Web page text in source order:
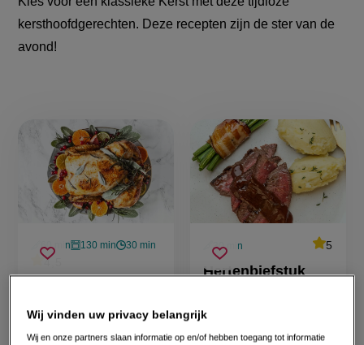
kersthoofdgerechten. Deze recepten zijn de ster van de
avond!
Kerst:
hoofdgerechten
kerstkalkoen
voorbereidingstijd
60 min
oventijd
130 min
wachttijd
30 min
average
score:
4,5
recept
Sla
recept
gevulde
kerstkalkoen
Hertenbiefstuk
voorbereidingstijd
30 min
average
5
Sla
recept
hertenbiefstuk
met
Wij vinden uw privacy belangrijk
Wij en onze partners slaan informatie op en/of hebben toegang tot informatie